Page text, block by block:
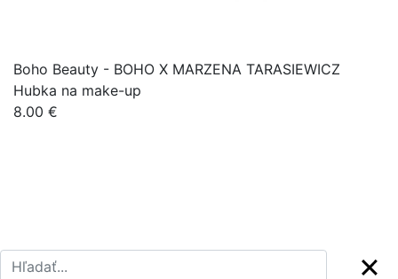
Boho Beauty - BOHO X MARZENA TARASIEWICZ
Hubka na make-up
8.00 €